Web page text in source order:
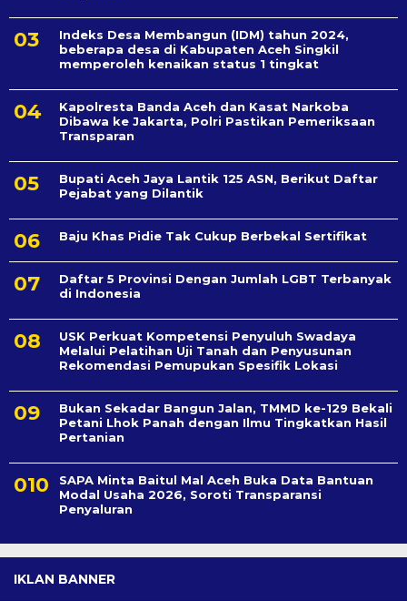
Indeks Desa Membangun (IDM) tahun 2024,
beberapa desa di Kabupaten Aceh Singkil
memperoleh kenaikan status 1 tingkat
Kapolresta Banda Aceh dan Kasat Narkoba
Dibawa ke Jakarta, Polri Pastikan Pemeriksaan
Transparan
Bupati Aceh Jaya Lantik 125 ASN, Berikut Daftar
Pejabat yang Dilantik
Baju Khas Pidie Tak Cukup Berbekal Sertifikat
Daftar 5 Provinsi Dengan Jumlah LGBT Terbanyak
di Indonesia
USK Perkuat Kompetensi Penyuluh Swadaya
Melalui Pelatihan Uji Tanah dan Penyusunan
Rekomendasi Pemupukan Spesifik Lokasi
Bukan Sekadar Bangun Jalan, TMMD ke-129 Bekali
Petani Lhok Panah dengan Ilmu Tingkatkan Hasil
Pertanian
SAPA Minta Baitul Mal Aceh Buka Data Bantuan
Modal Usaha 2026, Soroti Transparansi
Penyaluran
IKLAN BANNER